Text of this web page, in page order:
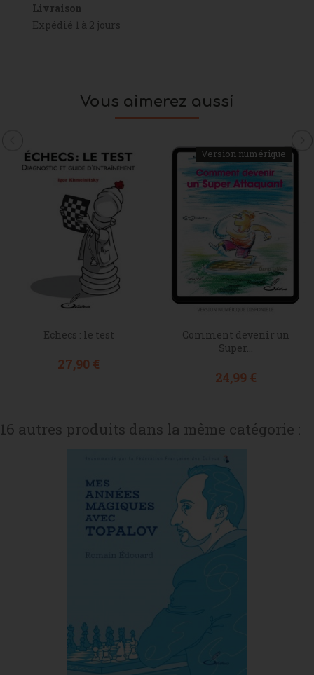
Livraison
Expédié 1 à 2 jours
Vous aimerez aussi
Echecs : le test
Prix
27,90 €
Version numérique
Comment devenir un
Super...
Prix
24,99 €
16 autres produits dans la même catégorie :